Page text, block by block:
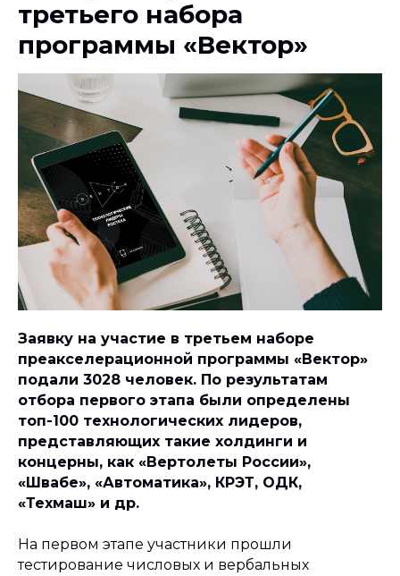
третьего набора
программы «Вектор»
Заявку на участие в третьем наборе
преакселерационной программы «Вектор»
подали 3028 человек. По результатам
отбора первого этапа были определены
топ-100 технологических лидеров,
представляющих такие холдинги и
концерны, как «Вертолеты России»,
«Швабе», «Автоматика», КРЭТ, ОДК,
«Техмаш» и др.
На первом этапе участники прошли
тестирование числовых и вербальных